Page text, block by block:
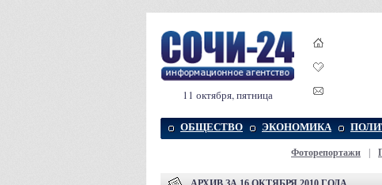
11 октября, пятница
ОБЩЕСТВО ЭКОНОМИКА
Фоторепортажи